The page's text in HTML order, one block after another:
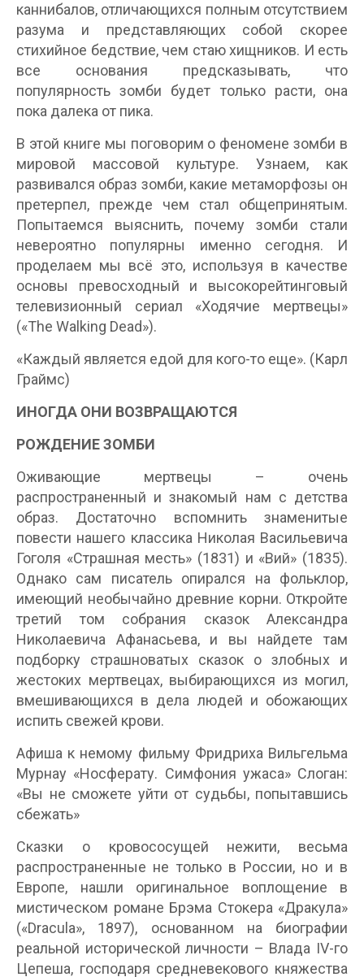
каннибалов, отличающихся полным отсутствием
разума и представляющих собой скорее
стихийное бедствие, чем стаю хищников. И есть
все основания предсказывать, что
популярность зомби будет только расти, она
пока далека от пика.
В этой книге мы поговорим о феномене зомби в
мировой массовой культуре. Узнаем, как
развивался образ зомби, какие метаморфозы он
претерпел, прежде чем стал общепринятым.
Попытаемся выяснить, почему зомби стали
невероятно популярны именно сегодня. И
проделаем мы всё это, используя в качестве
основы превосходный и высокорейтинговый
телевизионный сериал «Ходячие мертвецы»
(«The Walking Dead»).
«Каждый является едой для кого-то еще». (Карл
Граймс)
ИНОГДА ОНИ ВОЗВРАЩАЮТСЯ
РОЖДЕНИЕ ЗОМБИ
Оживающие мертвецы – очень
распространенный и знакомый нам с детства
образ. Достаточно вспомнить знаменитые
повести нашего классика Николая Васильевича
Гоголя «Страшная месть» (1831) и «Вий» (1835).
Однако сам писатель опирался на фольклор,
имеющий необычайно древние корни. Откройте
третий том собрания сказок Александра
Николаевича Афанасьева, и вы найдете там
подборку страшноватых сказок о злобных и
жестоких мертвецах, выбирающихся из могил,
вмешивающихся в дела людей и обожающих
испить свежей крови.
Афиша к немому фильму Фридриха Вильгельма
Мурнау «Носферату. Симфония ужаса» Слоган:
«Вы не сможете уйти от судьбы, попытавшись
сбежать»
Сказки о кровососущей нежити, весьма
распространенные не только в России, но и в
Европе, нашли оригинальное воплощение в
мистическом романе Брэма Стокера «Дракула»
(«Dracula», 1897), основанном на биографии
реальной исторической личности – Влада IV-го
Цепеша, господаря средневекового княжества